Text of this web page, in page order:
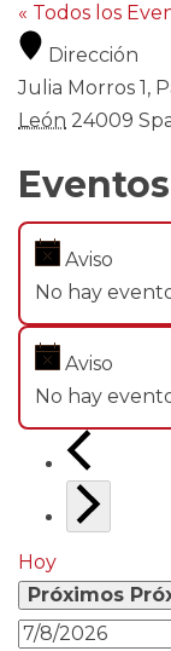
« Todos los
Dirección
Julia Morros 1,
León 24009
Aviso
No hay
Aviso
No hay
Hoy
Próximos